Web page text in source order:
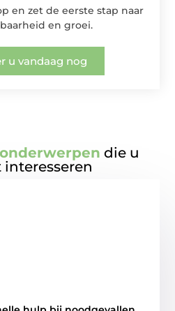
en zet de eerste stap naar
en groei.
u vandaag nog
die u